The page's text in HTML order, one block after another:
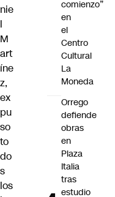
nie
l
M
art
íne
z,
ex
pu
so
to
do
s
los
comienzo”
en
el
Centro
Cultural
La
Moneda
Orrego
defiende
obras
en
Plaza
Italia
tras
estudio